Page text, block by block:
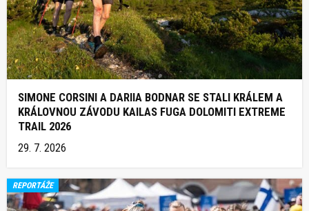
SIMONE CORSINI A DARIIA BODNAR SE STALI KRÁLEM A
KRÁLOVNOU ZÁVODU KAILAS FUGA DOLOMITI EXTREME
TRAIL 2026
29. 7. 2026
REPORTÁŽE